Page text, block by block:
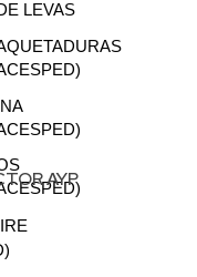
LEVAS
AYP